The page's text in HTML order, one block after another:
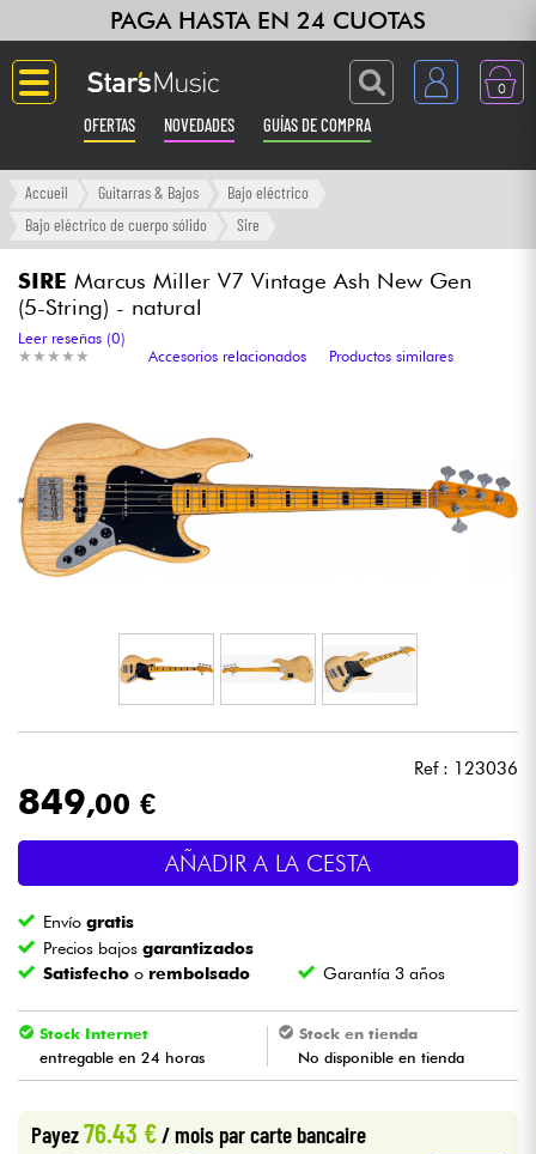
PAGA HASTA EN 24 CUOTAS
0
OFERTAS NOVEDADES GUÍAS DE COMPRA
Langue
Ampli & Efectos
Sintetizadores & samplers
Grabación
Auriculares
Luces
Batería y percusión
Vientos
Niños
Cables & Acces.
Accueil Guitarras & Bajos
Bajo eléctrico
Bajo eléctrico de cuerpo sólido
Sire
SIRE Marcus Miller V7 Vintage Ash New Gen
(5-String) - natural
★ ★ ★ ★ ★
★ ★ ★ ★ ★
Leer reseñas (0)
Accesorios relacionados
Productos similares
Ref : 123036
849,00 €
AÑADIR A LA CESTA
Envíogratis
Precios bajosgarantizados
Satisfecho o rembolsado Garantía 3 años
Stock Internet
entregable en 24 horas
Stock en tienda
No disponible en tienda
Payez76.43 €/ mois par carte bancaire